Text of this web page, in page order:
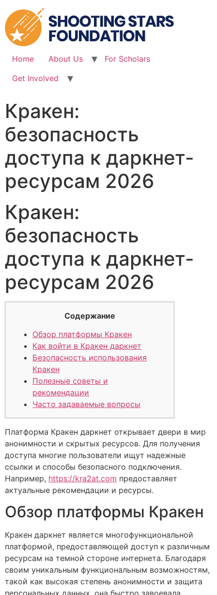
to
content
Home About Us
For Scholars
Get Involved
Кракен:
безопасность
доступа к даркнет-
ресурсам 2026
Кракен:
безопасность
доступа к даркнет-
ресурсам 2026
Содержание
Обзор платформы Кракен
Как войти в Кракен даркнет
Безопасность использования
Кракен
Полезные советы и
рекомендации
Часто задаваемые вопросы
Платформа Кракен даркнет открывает двери в мир
анонимности и скрытых ресурсов. Для получения
доступа многие пользователи ищут надежные
ссылки и способы безопасного подключения.
Например, https://kra2at.com предоставляет
актуальные рекомендации и ресурсы.
Обзор платформы Кракен
Кракен даркнет является многофункциональной
платформой, предоставляющей доступ к различным
ресурсам на темной стороне интернета. Благодаря
своим уникальным функциональным возможностям,
такой как высокая степень анонимности и защита